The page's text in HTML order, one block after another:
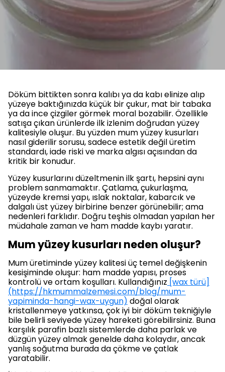
Döküm bittikten sonra kalıbı ya da kabı elinize alıp
yüzeye baktığınızda küçük bir çukur, mat bir tabaka
ya da ince çizgiler görmek moral bozabilir. Özellikle
satışa çıkan ürünlerde ilk izlenim doğrudan yüzey
kalitesiyle oluşur. Bu yüzden mum yüzey kusurları
nasıl giderilir sorusu, sadece estetik değil üretim
standardı, iade riski ve marka algısı açısından da
kritik bir konudur.
Yüzey kusurlarını düzeltmenin ilk şartı, hepsini aynı
problem sanmamaktır. Çatlama, çukurlaşma,
yüzeyde kremsi yapı, ıslak noktalar, kabarcık ve
dalgalı üst yüzey birbirine benzer görünebilir; ama
nedenleri farklıdır. Doğru teşhis olmadan yapılan her
müdahale zaman ve ham madde kaybı yaratır.
Mum yüzey kusurları neden oluşur?
Mum üretiminde yüzey kalitesi üç temel değişkenin
kesişiminde oluşur: ham madde yapısı, proses
kontrolü ve ortam koşulları. Kullandığınız [wax türü]
(https://hkmummalzemesi.com/blog/mum-
yapiminda-hangi-wax-uygun) doğal olarak
kristallenmeye yatkınsa, çok iyi bir döküm tekniğiyle
bile belirli seviyede yüzey hareketi görebilirsiniz. Buna
karşılık parafin bazlı sistemlerde daha parlak ve
düzgün yüzey almak genelde daha kolaydır, ancak
yanlış soğutma burada da çökme ve çatlak
yaratabilir.